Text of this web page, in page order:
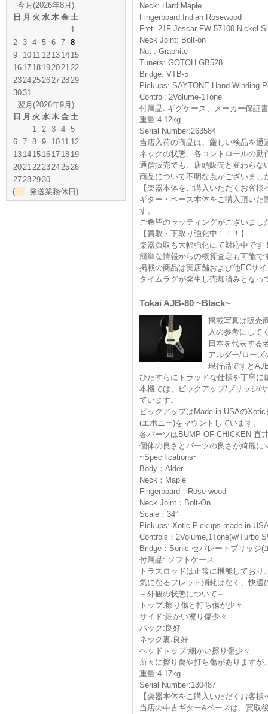
Neck: Hard Maple
Fingerboard:Indian Rosewood
Fret: 21F Jescar FW-57100 Nickel
Neck Joint: Bolt-on
Nut : Graphite
Tuners: GOTOH GB528
Bridge: VTB-5
Pickups: SAYTONE Hand Winding
Control: 2Volume-1Tone
付属品: ギグケース、メーカー保証
重量:4.12kg
Serial Number:263584
当店入荷の商品は、厳しい検品を通
ネックの状態、各コントロールの
通信販売でも、店頭販売と変わら
商品について不明な点がございま
【楽器本体をご購入いただくお客様
ギター・ベース本体をご購入頂い
す。
ご希望のセッティングがございま
【買取・下取り強化中！！！】
楽器買取も大幅強化にて対応中で
簡単な情報からの概算査定も可能
掲載の商品は実店舗および他ECサ
タイムラグが発生し売却済みとな
Tokai AJB-80 ~Black~
掲載写真は販売
入の参考にして
日本を代表する
アルダー/ローズ
現行品ですと
ひたすらにトラッドな仕様を丁寧
本機では、ピックアップ/ブリッジ/
ています。
ピックアップはMade in USAの
(エボニー)をマウントしています。
各パーツはBUMP OF CHICKEN 直
個体の良さとパーツの良さが綺麗
~Specifications~
Body：Alder
Neck：Maple
Fingerboard：Rose wood
Neck Joint：Bolt-On
Scale：34”
Pickups: Xotic Pickups made in
Controls：2Volume,1Tone(w/Turbo
Bridge：Sonic セパレートブリッジ(
付属品: ソフトケース
トラスロッドは正常に機能してお
気になるフレット消耗はなく、快適
～外観の状態について～
トップ:擦り傷と打ち傷が少々
サイド:細かい擦り傷少々
バック:良好
ネック裏:良好
ヘッドトップ:細かい擦り傷少々
所々に擦り傷や打ち傷があります
重量:4.17kg
Serial Number:130487
【楽器本体をご購入いただくお客様
当店の中古ギター&ベースは、買取
今月(2026年8月)
日 月 火 水 木 金 土
1
2 3 4 5 6 7 8
9
10 11 12 13 14 15
16 17 18 19202122
23242526272829
3031
翌月(2026年9月)
日 月 火 水 木 金 土
1 2 3 4 5
6 7 8 9 10 11 12
13 14 15 16 17 18 19
20212223242526
27282930
(
発送業務休日)